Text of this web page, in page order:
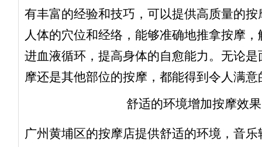
有丰富的经验和技巧，可以提供高质量的
人体的穴位和经络，能够准确地推拿按摩
进血液循环，提高身体的自愈能力。无论
摩还是其他部位的按摩，都能得到令人满意
舒适的环境增加按摩效果
广州黄埔区的按摩店提供舒适的环境，音